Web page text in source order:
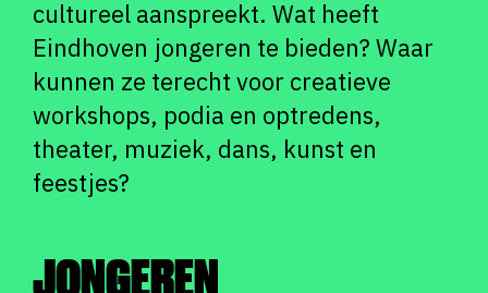
cultureel aanspreekt. Wat heeft
Eindhoven jongeren te bieden? Waar
kunnen ze terecht voor creatieve
workshops, podia en optredens,
theater, muziek, dans, kunst en
feestjes?
JONGEREN